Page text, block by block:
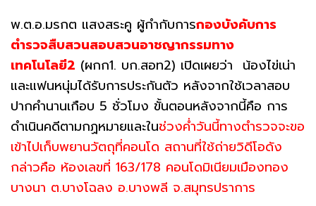
พ.ต.อ.มรกต แสงสระคู ผู้กำกับการกองบังคับการ
ตำรวจสืบสวนสอบสวนอาชญากรรมทาง
เทคโนโลยี2 (ผกก1. บก.สอท2) เปิดเผยว่า น้องไข่เน่า
และแฟนหนุ่มได้รับการประกันตัว หลังจากใช้เวลาสอบ
ปากคำนานเกือบ 5 ชั่วโมง ขั้นตอนหลังจากนี้คือ การ
ดำเนินคดีตามกฏหมายและในช่วงค่ำวันนี้ทางตำรวจจะขอ
เข้าไปเก็บพยานวัตถุที่คอนโด สถานที่ใช้ถ่ายวิดีโอดัง
กล่าวคือ ห้องเลขที่ 163/178 คอนโดมิเนียมเมืองทอง
บางนา ต.บางโฉลง อ.บางพลี จ.สมุทรปราการ